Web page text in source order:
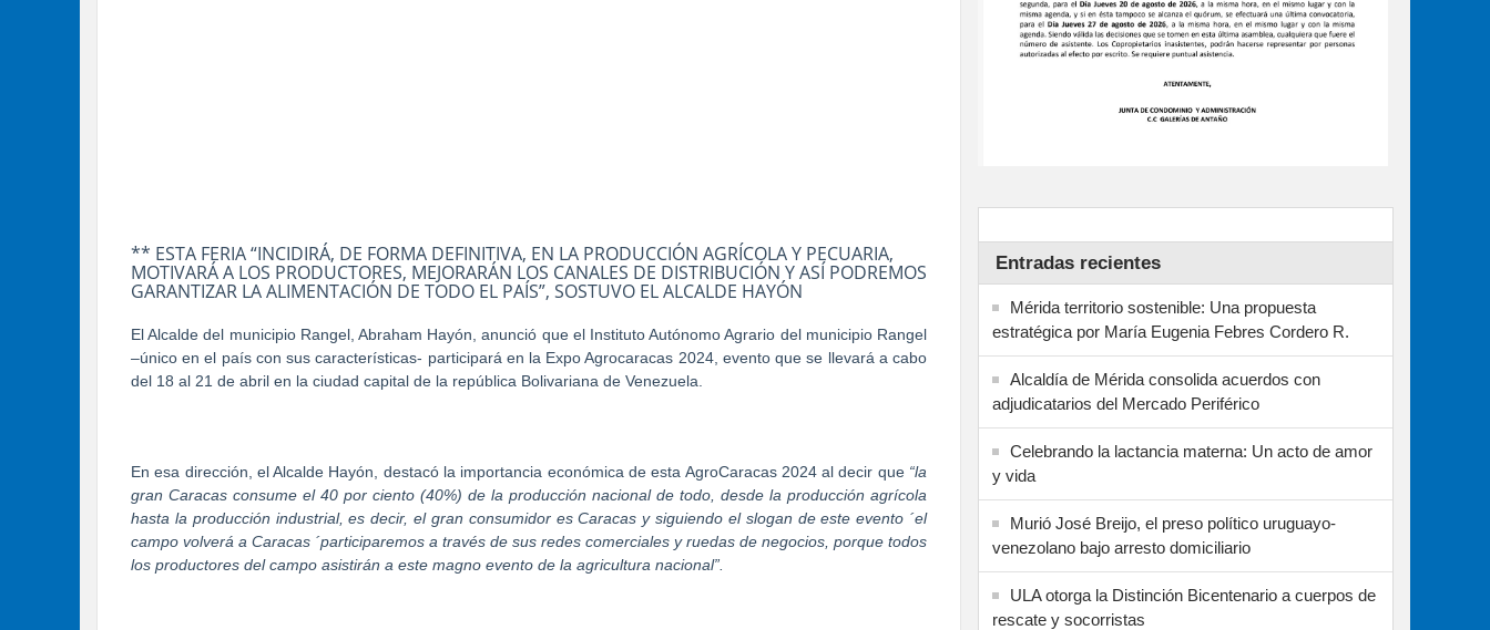
** ESTA FERIA “INCIDIRÁ, DE FORMA DEFINITIVA, EN LA PRODUCCIÓN AGRÍCOLA Y PECUARIA,
MOTIVARÁ A LOS PRODUCTORES, MEJORARÁN LOS CANALES DE DISTRIBUCIÓN Y ASÍ PODREMOS
GARANTIZAR LA ALIMENTACIÓN DE TODO EL PAÍS”, SOSTUVO EL ALCALDE HAYÓN
El Alcalde del municipio Rangel, Abraham Hayón, anunció que el Instituto Autónomo Agrario del municipio Rangel
–único en el país con sus características- participará en la Expo Agrocaracas 2024, evento que se llevará a cabo
del 18 al 21 de abril en la ciudad capital de la república Bolivariana de Venezuela.
En esa dirección, el Alcalde Hayón, destacó la importancia económica de esta AgroCaracas 2024 al decir que “la
gran Caracas consume el 40 por ciento (40%) de la producción nacional de todo, desde la producción agrícola
hasta la producción industrial, es decir, el gran consumidor es Caracas y siguiendo el slogan de este evento ´el
campo volverá a Caracas ´participaremos a través de sus redes comerciales y ruedas de negocios, porque todos
los productores del campo asistirán a este magno evento de la agricultura nacional”.
Entradas recientes
Mérida territorio sostenible: Una propuesta
estratégica por María Eugenia Febres Cordero R.
Alcaldía de Mérida consolida acuerdos con
adjudicatarios del Mercado Periférico
Celebrando la lactancia materna: Un acto de amor
y vida
Murió José Breijo, el preso político uruguayo-
venezolano bajo arresto domiciliario
ULA otorga la Distinción Bicentenario a cuerpos de
rescate y socorristas